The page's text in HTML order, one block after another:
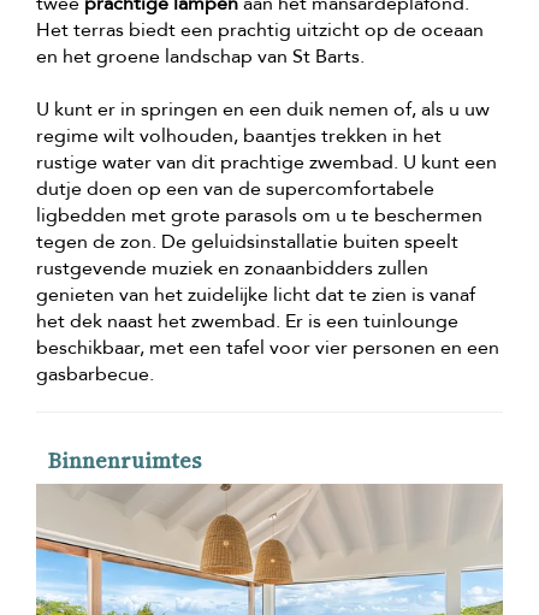
Het terras biedt een prachtig uitzicht op de oceaan
en het groene landschap van St Barts.
U kunt er in springen en een duik nemen of, als u uw
regime wilt volhouden, baantjes trekken in het
rustige water van dit prachtige zwembad. U kunt een
dutje doen op een van de supercomfortabele
ligbedden met grote parasols om u te beschermen
tegen de zon. De geluidsinstallatie buiten speelt
rustgevende muziek en zonaanbidders zullen
genieten van het zuidelijke licht dat te zien is vanaf
het dek naast het zwembad. Er is een tuinlounge
beschikbaar, met een tafel voor vier personen en een
gasbarbecue.
Binnenruimtes